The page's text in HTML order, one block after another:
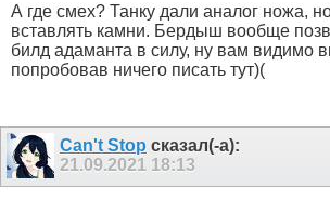
А где смех? Танку дали аналог ножа,
вставлять камни. Бердыш вообще
билд адаманта в силу, ну вам видимо
попробовав ничего писать тут)(
Can't Stop сказал(-а):
21.09.2021 18:13